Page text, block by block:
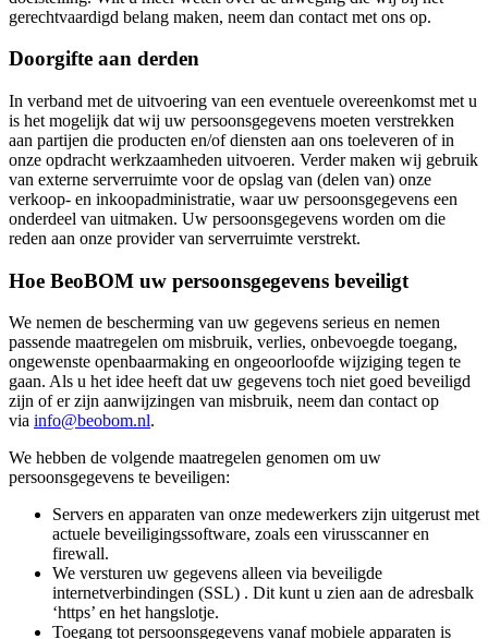
gerechtvaardigd belang maken, neem dan contact met ons op.
Doorgifte aan derden
In verband met de uitvoering van een eventuele overeenkomst met u
is het mogelijk dat wij uw persoonsgegevens moeten verstrekken
aan partijen die producten en/of diensten aan ons toeleveren of in
onze opdracht werkzaamheden uitvoeren. Verder maken wij gebruik
van externe serverruimte voor de opslag van (delen van) onze
verkoop- en inkoopadministratie, waar uw persoonsgegevens een
onderdeel van uitmaken. Uw persoonsgegevens worden om die
reden aan onze provider van serverruimte verstrekt.
Hoe BeoBOM uw persoonsgegevens beveiligt
We nemen de bescherming van uw gegevens serieus en nemen
passende maatregelen om misbruik, verlies, onbevoegde toegang,
ongewenste openbaarmaking en ongeoorloofde wijziging tegen te
gaan. Als u het idee heeft dat uw gegevens toch niet goed beveiligd
zijn of er zijn aanwijzingen van misbruik, neem dan contact op
via info@beobom.nl.
We hebben de volgende maatregelen genomen om uw
persoonsgegevens te beveiligen:
Servers en apparaten van onze medewerkers zijn uitgerust met
actuele beveiligingssoftware, zoals een virusscanner en
firewall.
We versturen uw gegevens alleen via beveiligde
internetverbindingen (SSL) . Dit kunt u zien aan de adresbalk
‘https’ en het hangslotje.
Toegang tot persoonsgegevens vanaf mobiele apparaten is